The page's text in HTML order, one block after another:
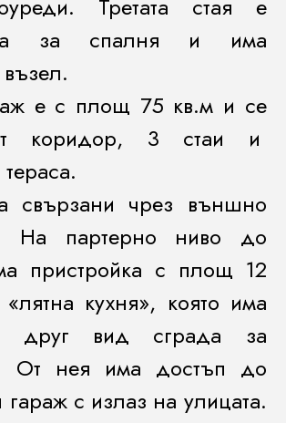
Третата стая е
за спалня и има
е с площ 75 кв.м и се
коридор, 3 стаи и
свързани чрез външно
На партерно ниво до
пристройка с площ 12
кухня», която има
друг вид сграда за
От нея има достъп до
с излаз на улицата.